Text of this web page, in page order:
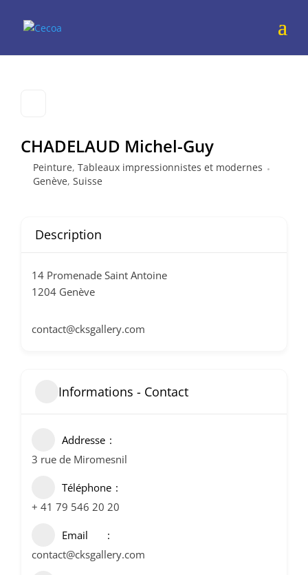
CHADELAUD Michel-Guy
Peinture, Tableaux impressionnistes et modernes
Genève, Suisse
Description
14 Promenade Saint Antoine
1204 Genève
contact@cksgallery.com
Informations - Contact
Addresse
3 rue de Miromesnil
Téléphone
+ 41 79 546 20 20
Email
contact@cksgallery.com